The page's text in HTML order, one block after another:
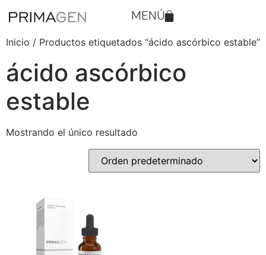
MENÚ
Inicio / Productos etiquetados “ácido ascórbico estable”
ácido ascórbico
estable
Mostrando el único resultado